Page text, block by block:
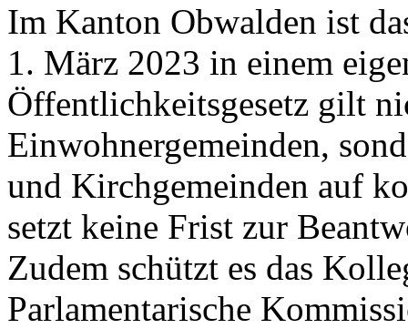
Im Kanton Obwalden ist
1. März 2023 in einem
Öffentlichkeitsgesetz gilt
Einwohnergemeinden,
und Kirchgemeinden auf
setzt keine Frist zur
Zudem schützt es das
Parlamentarische